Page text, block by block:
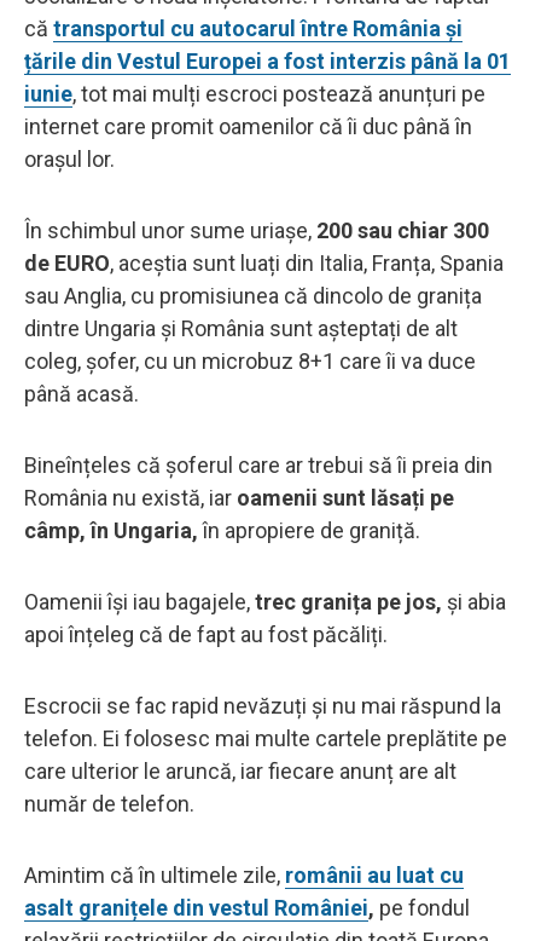
că transportul cu autocarul între România și
țările din Vestul Europei a fost interzis până la 01
iunie, tot mai mulți escroci postează anunțuri pe
internet care promit oamenilor că îi duc până în
orașul lor.
În schimbul unor sume uriașe, 200 sau chiar 300
de EURO, aceștia sunt luați din Italia, Franța, Spania
sau Anglia, cu promisiunea că dincolo de granița
dintre Ungaria și România sunt așteptați de alt
coleg, șofer, cu un microbuz 8+1 care îi va duce
până acasă.
Bineînțeles că șoferul care ar trebui să îi preia din
România nu există, iar oamenii sunt lăsați pe
câmp, în Ungaria,în apropiere de graniță.
Oamenii își iau bagajele,trec granița pe jos, și abia
apoi înțeleg că de fapt au fost păcăliți.
Escrocii se fac rapid nevăzuți și nu mai răspund la
telefon. Ei folosesc mai multe cartele preplătite pe
care ulterior le aruncă, iar fiecare anunț are alt
număr de telefon.
Amintim că în ultimele zile, românii au luat cu
asalt granițele din vestul României, pe fondul